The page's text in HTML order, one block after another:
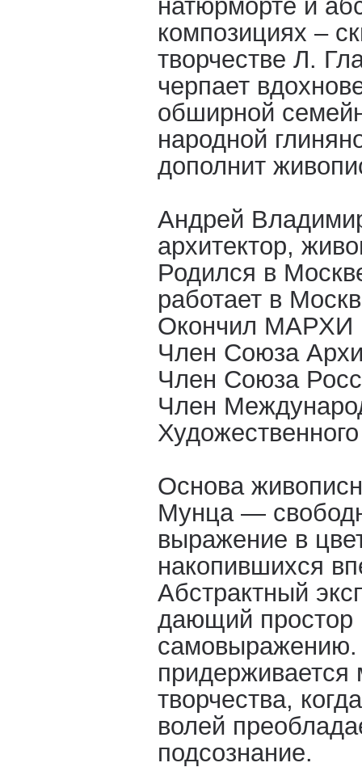
натюрморте и
композициях –
творчестве Л.
черпает
обширной
народной
дополнит
Андрей
архитектор,
Родился в
работает в
Окончил МАРХИ
Член Союза
Член Союза
Член
Основа
Мунца —
выражение в
накопившихся
Абстрактный
дающий простор
самовыражению.
придерживается
творчества,
волей
подсознание.